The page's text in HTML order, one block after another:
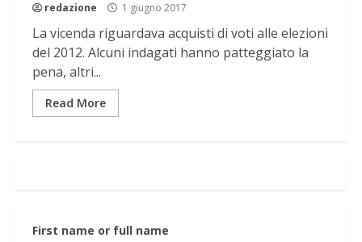
redazione 1 giugno 2017
La vicenda riguardava acquisti di voti alle elezioni
del 2012. Alcuni indagati hanno patteggiato la
pena, altri...
Read More
First name or full name